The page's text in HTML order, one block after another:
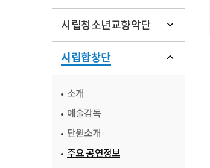
시립청소년교향악단
시립합창단
소개
예술감독
단원소개
주요 공연정보